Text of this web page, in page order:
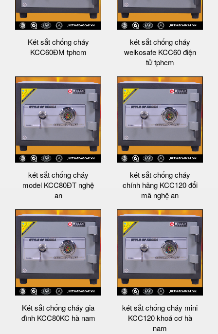
Két sắt chống cháy
KCC60ĐM tphcm
két sắt chống cháy
welkosafe KCC60 điện
tử tphcm
két sắt chống cháy
model KCC80ĐT nghệ
an
két sắt chống cháy
chính hãng KCC120 đổi
mã nghệ an
Két sắt chống cháy gia
đình KCC80KC hà nam
két sắt chống cháy mini
KCC120 khoá cơ hà
nam